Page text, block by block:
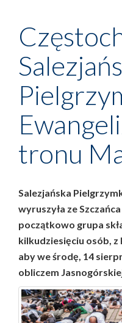
tronu
Salezjańska
wyruszyła ze
początkowo grupa
kilkudziesięciu osób, z
aby we środę, 14
obliczem